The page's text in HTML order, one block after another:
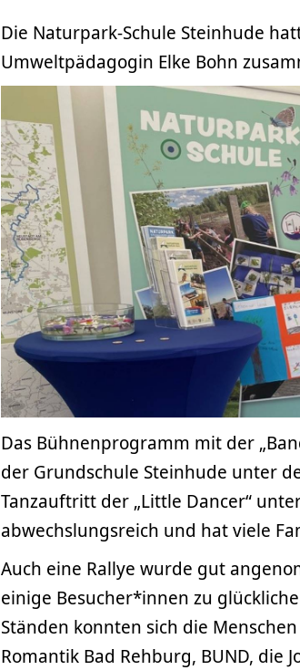
Die Naturpark-Schule Steinhude
Umweltpädagogin Elke Bohn
Das Bühnenprogramm mit der
der Grundschule Steinhude unter
Tanzauftritt der „Little Dancer“
abwechslungsreich und hat viele
Auch eine Rallye wurde gut
einige Besucher*innen zu
Ständen konnten sich die
Romantik Bad Rehburg, BUND, die